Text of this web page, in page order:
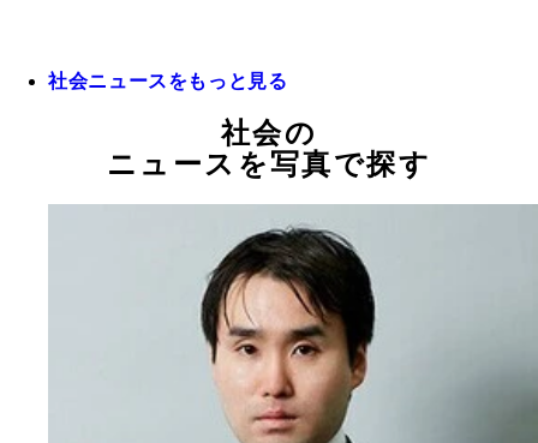
社会ニュースをもっと見る
社会の
ニュースを写真で探す